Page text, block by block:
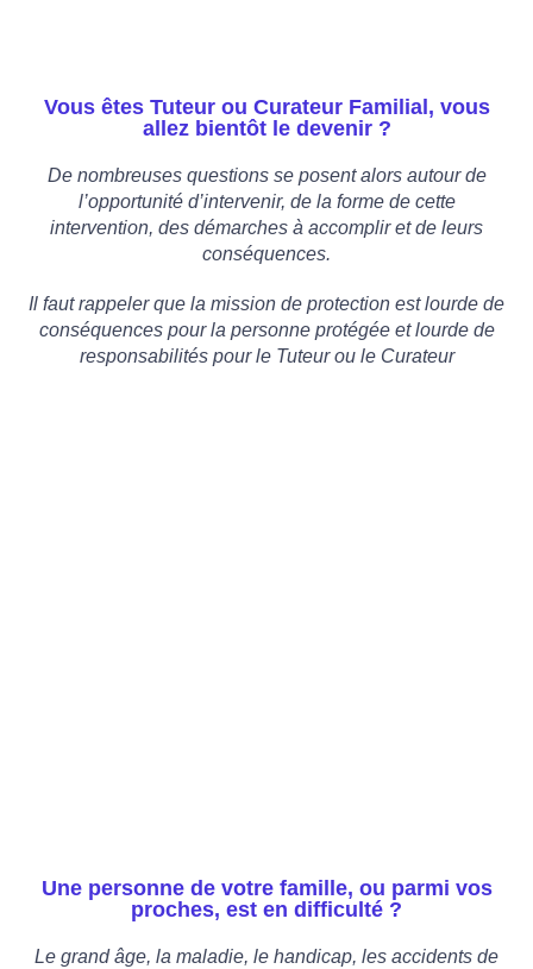
Vous êtes Tuteur ou Curateur Familial, vous
allez bientôt le devenir ?
De nombreuses questions se posent alors autour de
l’opportunité d’intervenir, de la forme de cette
intervention, des démarches à accomplir et de leurs
conséquences.
Il faut rappeler que la mission de protection est lourde de
conséquences pour la personne protégée et lourde de
responsabilités pour le Tuteur ou le Curateur
Une personne de votre famille, ou parmi vos
proches, est en difficulté ?
Le grand âge, la maladie, le handicap, les accidents de